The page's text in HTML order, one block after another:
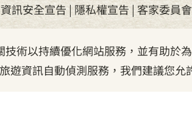
術以持續優化網站服務，並有助於
遊資訊自動偵測服務，我們建議您
資訊安全宣告| 隱私權宣告 | 客家委員會